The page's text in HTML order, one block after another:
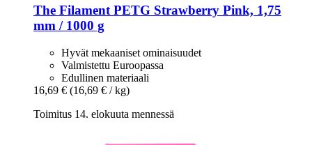
The FilamentPETG Strawberry Pink, 1,75
mm / 1000 g
Hyvät mekaaniset ominaisuudet
Valmistettu Euroopassa
Edullinen materiaali
16,69 € (16,69 € / kg)
Toimitus 14. elokuuta mennessä